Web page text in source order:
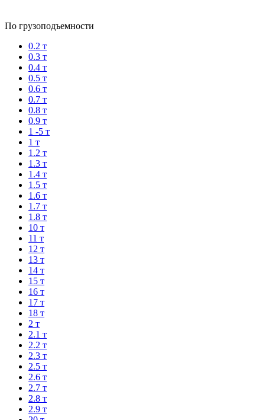
По грузоподъемности
0.2 т
0.3 т
0.4 т
0.5 т
0.6 т
0.7 т
0.8 т
0.9 т
1 -5 т
1 т
1.2 т
1.3 т
1.4 т
1.5 т
1.6 т
1.7 т
1.8 т
10 т
11 т
12 т
13 т
14 т
15 т
16 т
17 т
18 т
2 т
2.1 т
2.2 т
2.3 т
2.5 т
2.6 т
2.7 т
2.8 т
2.9 т